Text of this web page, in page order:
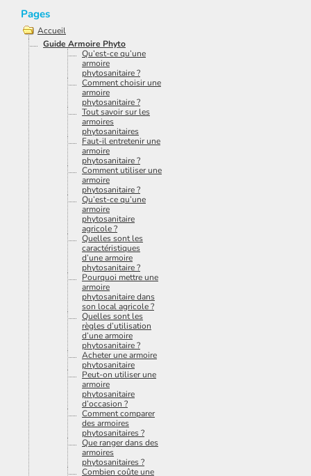
Pages
Accueil
Guide Armoire Phyto
Qu’est-ce qu’une
armoire
phytosanitaire ?
Comment choisir une
armoire
phytosanitaire ?
Tout savoir sur les
armoires
phytosanitaires
Faut-il entretenir une
armoire
phytosanitaire ?
Comment utiliser une
armoire
phytosanitaire ?
Qu’est-ce qu’une
armoire
phytosanitaire
agricole ?
Quelles sont les
caractéristiques
d’une armoire
phytosanitaire ?
Pourquoi mettre une
armoire
phytosanitaire dans
son local agricole ?
Quelles sont les
règles d’utilisation
d’une armoire
phytosanitaire ?
Acheter une armoire
phytosanitaire
Peut-on utiliser une
armoire
phytosanitaire
d’occasion ?
Comment comparer
des armoires
phytosanitaires ?
Que ranger dans des
armoires
phytosanitaires ?
Combien coûte une